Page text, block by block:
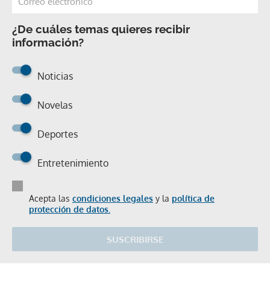
¿De cuáles temas quieres recibir
información?
Noticias
Novelas
Deportes
Entretenimiento
Acepta las condiciones legales y la política de
protección de datos.
SUSCRIBIRSE